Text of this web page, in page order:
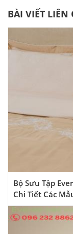
BÀI VIẾT LIÊN
Bộ Sưu Tập
Chi Tiết Các